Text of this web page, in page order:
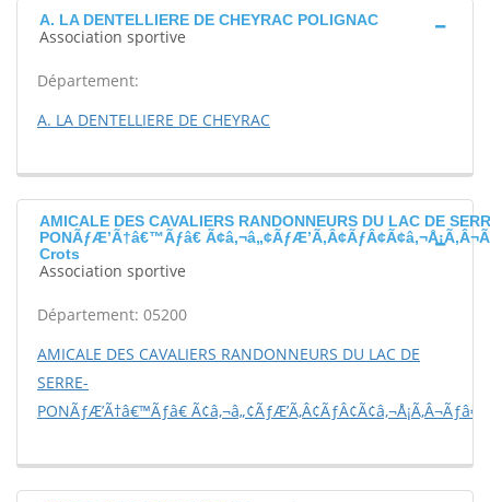
A. LA DENTELLIERE DE CHEYRAC POLIGNAC
Association sportive
Département:
A. LA DENTELLIERE DE CHEYRAC
AMICALE DES CAVALIERS RANDONNEURS DU LAC DE
PONÃƒÆ’Ã†â€™Ãƒâ€
Crots
Association sportive
Département: 05200
AMICALE DES CAVALIERS RANDONNEURS DU LAC DE
SERRE-
PONÃƒÆ’Ã†â€™Ãƒâ€